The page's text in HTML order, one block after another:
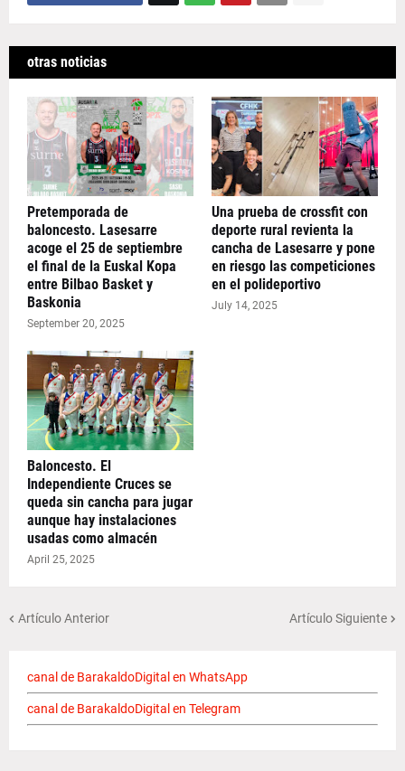
otras noticias
Pretemporada de
baloncesto. Lasesarre
acoge el 25 de septiembre
el final de la Euskal Kopa
entre Bilbao Basket y
Baskonia
September 20, 2025
Una prueba de crossfit con
deporte rural revienta la
cancha de Lasesarre y pone
en riesgo las competiciones
en el polideportivo
July 14, 2025
Baloncesto. El
Independiente Cruces se
queda sin cancha para jugar
aunque hay instalaciones
usadas como almacén
April 25, 2025
Artículo Anterior Artículo Siguiente
canal de BarakaldoDigital en WhatsApp
canal de BarakaldoDigital en Telegram